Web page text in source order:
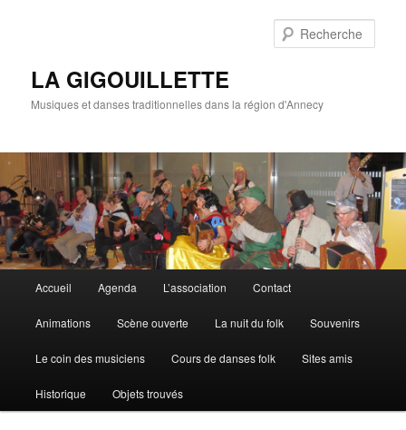
LA GIGOUILLETTE
Musiques et danses traditionnelles dans la région d'Annecy
Aller au contenu principal
Aller au contenu secondaire
Accueil Agenda L’association Contact
Animations Scène ouverte La nuit du folk Souvenirs
Le coin des musiciens Cours de danses folk Sites amis
Historique Objets trouvés